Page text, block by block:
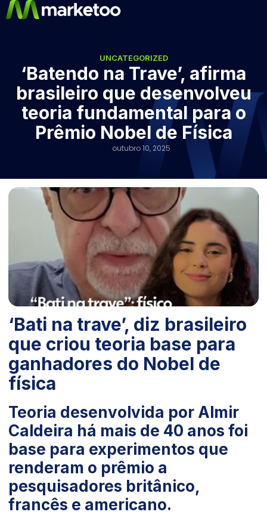
UNCATEGORIZED
‘Batendo na Trave’, afirma
brasileiro que desenvolveu
teoria fundamental para o
Prêmio Nobel de Física
outubro 10, 2025
‘Bati na trave’, diz brasileiro
que criou teoria base para
ganhadores do Nobel de
física
Teoria desenvolvida por Almir
Caldeira há mais de 40 anos foi
base para experimentos que
renderam o prêmio a
pesquisadores britânico,
francês e americano.